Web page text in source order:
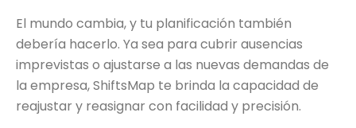
El mundo cambia, y tu planificación también
debería hacerlo. Ya sea para cubrir ausencias
imprevistas o ajustarse a las nuevas demandas de
la empresa, ShiftsMap te brinda la capacidad de
reajustar y reasignar con facilidad y precisión.